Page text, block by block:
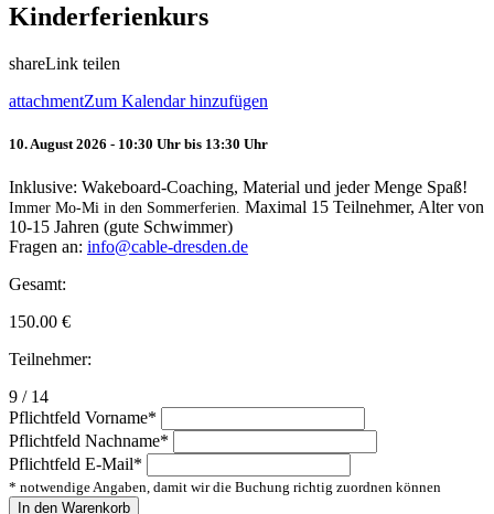
Kinderferienkurs
shareLink teilen
attachmentZum Kalendar hinzufügen
10. August 2026 - 10:30 Uhr bis 13:30 Uhr
Inklusive: Wakeboard-Coaching, Material und jeder Menge Spaß!
Immer Mo-Mi in den Sommerferien. Maximal 15 Teilnehmer, Alter von
10-15 Jahren (gute Schwimmer)
Fragen an: info@cable-dresden.de
Gesamt:
150.00 €
Teilnehmer:
9 / 14
Pflichtfeld Vorname*
Pflichtfeld Nachname*
Pflichtfeld E-Mail*
* notwendige Angaben, damit wir die Buchung richtig zuordnen können